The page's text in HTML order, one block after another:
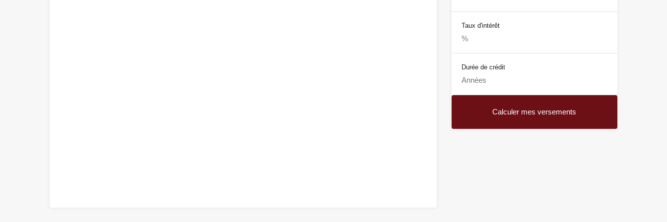
Taux d'intérêt
Durée de crédit